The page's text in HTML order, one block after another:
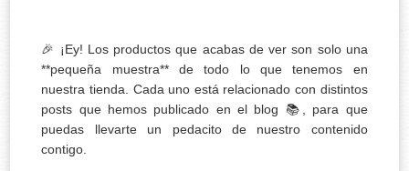
🎉 ¡Ey! Los productos que acabas de ver son solo una
**pequeña muestra** de todo lo que tenemos en
nuestra tienda. Cada uno está relacionado con distintos
posts que hemos publicado en el blog 📚, para que
puedas llevarte un pedacito de nuestro contenido
contigo.